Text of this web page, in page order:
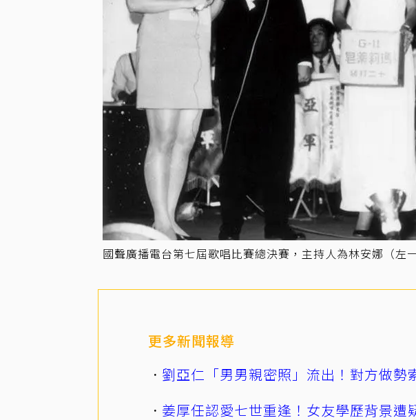
國聲廣播電台第七屆歌唱比賽總決賽，主持人為林安娜（左
更多新聞報導
劉亞仁「男男親密照」流出！對方做
姜厚任認愛七世重逢！女友學歷背景